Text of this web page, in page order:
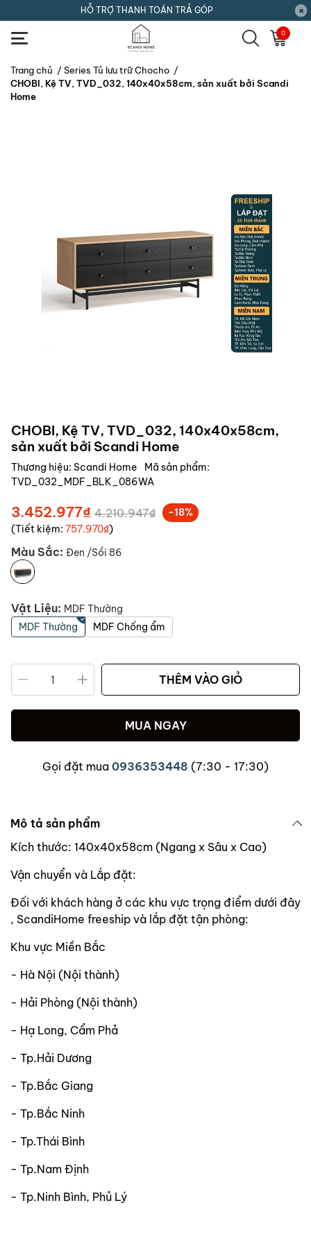
HỖ TRỢ THANH TOÁN TRẢ GÓP
0
Trang chủ / Series Tủ lưu trữ Chocho /
CHOBI, Kệ TV, TVD_032, 140x40x58cm, sản xuất bởi Scandi
Home
CHOBI, Kệ TV, TVD_032, 140x40x58cm,
sản xuất bởi Scandi Home
Thương hiệu: Scandi Home
Mã sản phẩm:
TVD_032_MDF_BLK_086WA
3.452.977₫ 4.210.947₫
-18%
(Tiết kiệm: 757.970₫)
Màu Sắc: Đen /Sồi 86
Vật Liệu: MDF Thường
MDF Thường
MDF Chống ẩm
THÊM VÀO GIỎ
MUA NGAY
Gọi đặt mua 0936353448 (7:30 - 17:30)
Mô tả sản phẩm
Kích thước: 140x40x58cm (Ngang x Sâu x Cao)
Vận chuyển và Lắp đặt:
Đối với khách hàng ở các khu vực trọng điểm dưới đây
, ScandiHome freeship và lắp đặt tận phòng:
Khu vực Miền Bắc
- Hà Nội (Nội thành)
- Hải Phòng (Nội thành)
- Hạ Long, Cẩm Phả
- Tp.Hải Dương
- Tp.Bắc Giang
- Tp.Bắc Ninh
- Tp.Thái Bình
- Tp.Nam Định
- Tp.Ninh Bình, Phủ Lý